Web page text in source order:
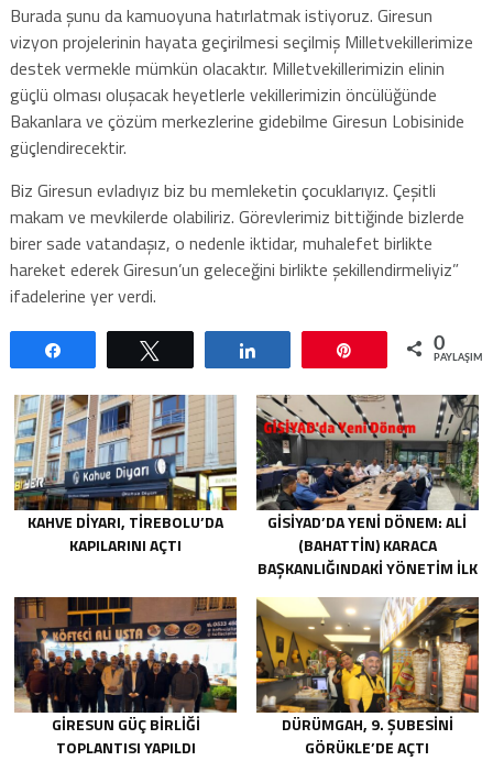
Burada şunu da kamuoyuna hatırlatmak istiyoruz. Giresun
vizyon projelerinin hayata geçirilmesi seçilmiş Milletvekillerimize
destek vermekle mümkün olacaktır. Milletvekillerimizin elinin
güçlü olması oluşacak heyetlerle vekillerimizin öncülüğünde
Bakanlara ve çözüm merkezlerine gidebilme Giresun Lobisinide
güçlendirecektir.
Biz Giresun evladıyız biz bu memleketin çocuklarıyız. Çeşitli
makam ve mevkilerde olabiliriz. Görevlerimiz bittiğinde bizlerde
birer sade vatandaşız, o nedenle iktidar, muhalefet birlikte
hareket ederek Giresun’un geleceğini birlikte şekillendirmeliyiz”
ifadelerine yer verdi.
0
KAHVE DIYARI, TIREBOLU’DA
KAPILARINI AÇTI
GİSİYAD’DA YENI DÖNEM: ALI
(BAHATTIN) KARACA
BAŞKANLIĞINDAKI YÖNETIM İLK
GIRESUN GÜÇ BIRLIĞI
TOPLANTISI YAPILDI
DÜRÜMGAH, 9. ŞUBESINI
GÖRÜKLE’DE AÇTI